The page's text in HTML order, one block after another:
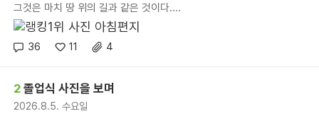
그것은 마치 땅 위의 길과 같은 것이다....
36 11 4
2 졸업식 사진을 보며
2026.8.5. 수요일